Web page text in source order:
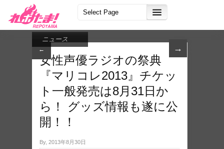
← →
ニュース
女性声優ラジオの祭典
『マリコレ2013』チケッ
ト一般発売は8月31日か
ら！ グッズ情報も遂に公
開！！
By, 2013年8月30日